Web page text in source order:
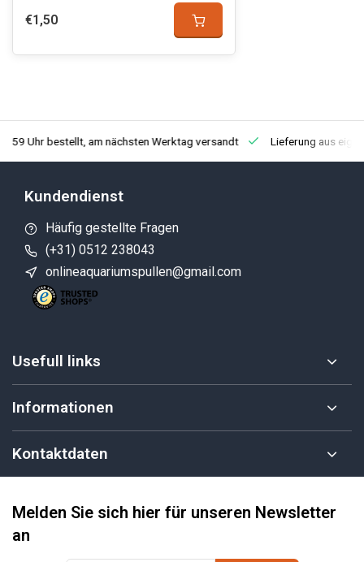
€1,50
Uhr bestellt, am nächsten Werktag versandt Lieferung aus
Kundendienst
Häufig gestellte Fragen
(+31) 0512 238043
onlineaquariumspullen@gmail.com
Usefull links
Informationen
Kontaktdaten
Melden Sie sich hier für unseren Newsletter
an